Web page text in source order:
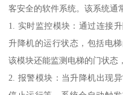
客安全的软件系统。该系统通
1. 实时监控模块：通过连接
升降机的运行状态，包括电
该模块还能监测电梯的门状态
2. 报警模块：当升降机出现